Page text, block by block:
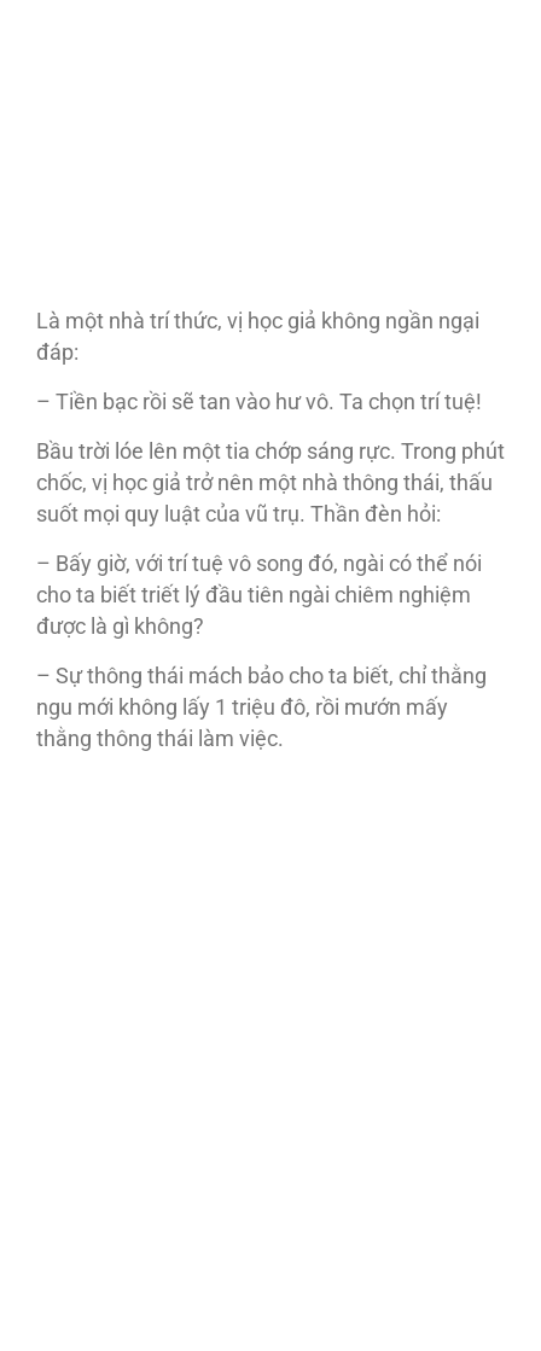
Là một nhà trí thức, vị học giả không ngần ngại
đáp:
– Tiền bạc rồi sẽ tan vào hư vô. Ta chọn trí tuệ!
Bầu trời lóe lên một tia chớp sáng rực. Trong phút
chốc, vị học giả trở nên một nhà thông thái, thấu
suốt mọi quy luật của vũ trụ. Thần đèn hỏi:
– Bấy giờ, với trí tuệ vô song đó, ngài có thể nói
cho ta biết triết lý đầu tiên ngài chiêm nghiệm
được là gì không?
– Sự thông thái mách bảo cho ta biết, chỉ thằng
ngu mới không lấy 1 triệu đô, rồi mướn mấy
thằng thông thái làm việc.